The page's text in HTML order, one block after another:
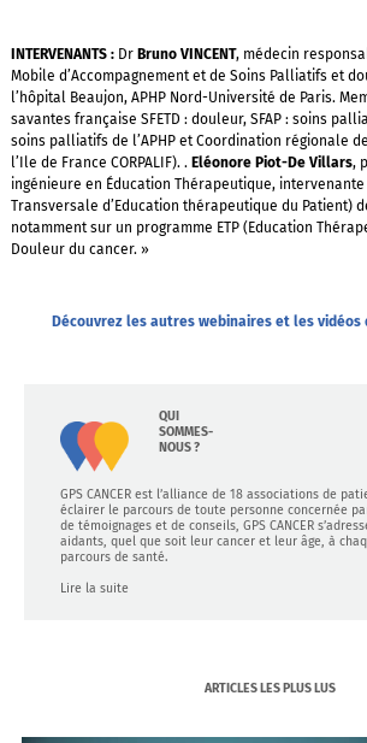
INTERVENANTS :Dr Bruno VINCENT, médecin
Mobile d’Accompagnement et de Soins Palliatifs et
l’hôpital Beaujon, APHP Nord-Université de Paris.
savantes française SFETD : douleur, SFAP : soins
soins palliatifs de l’APHP et Coordination régionale
l’Ile de France CORPALIF). . Eléonore Piot-De Villars,
ingénieure en Éducation Thérapeutique, intervenante
Transversale d’Education thérapeutique du Patient)
notamment sur un programme ETP (Education
Douleur du cancer. »
Découvrez les autres webinaires et les vidéos
QUI
SOMMES-
NOUS ?
GPS CANCER est l’alliance de 18 associations de
éclairer le parcours de toute personne concernée
de témoignages et de conseils, GPS CANCER
aidants, quel que soit leur cancer et leur âge, à
parcours de santé.
Lire la suite
ARTICLES LES PLUS LUS